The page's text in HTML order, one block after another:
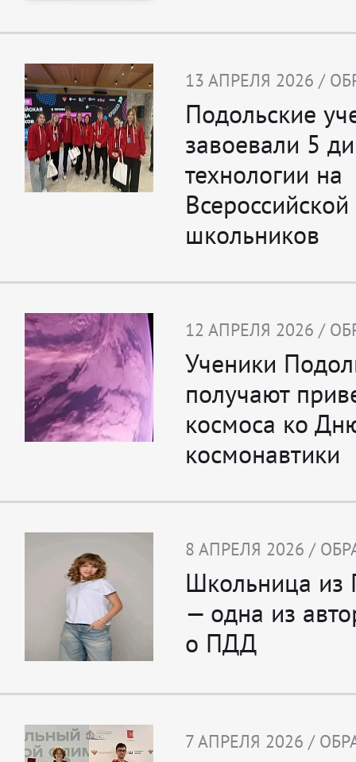
13 АПРЕЛЯ 2026 /
Подольские
завоевали 5
технологии на
школьников
12 АПРЕЛЯ 2026 /
Ученики
получают
космоса ко
космонавтики
8 АПРЕЛЯ 2026 /
Школьница из
— одна из
о ПДД
7 АПРЕЛЯ 2026 /